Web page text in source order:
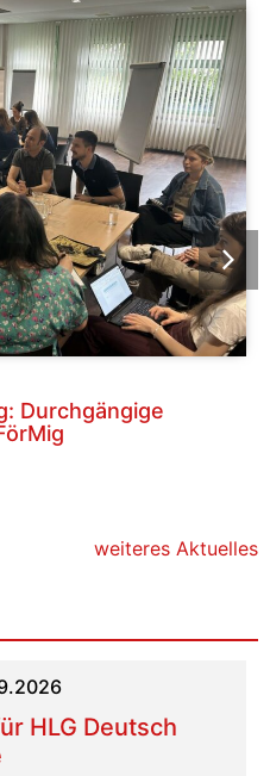
Durchgängige
weiteres Aktuelles
HLG Deutsch